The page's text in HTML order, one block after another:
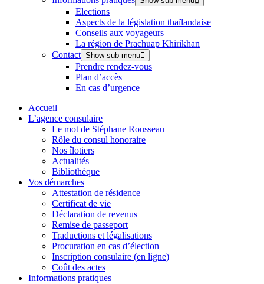
Elections
Aspects de la législation thaïlandaise
Conseils aux voyageurs
La région de Prachuap Khirikhan
Contact Show sub menu
Prendre rendez-vous
Plan d’accès
En cas d’urgence
Accueil
L’agence consulaire
Le mot de Stéphane Rousseau
Rôle du consul honoraire
Nos îlotiers
Actualités
Bibliothèque
Vos démarches
Attestation de résidence
Certificat de vie
Déclaration de revenus
Remise de passeport
Traductions et légalisations
Procuration en cas d’élection
Inscription consulaire (en ligne)
Coût des actes
Informations pratiques